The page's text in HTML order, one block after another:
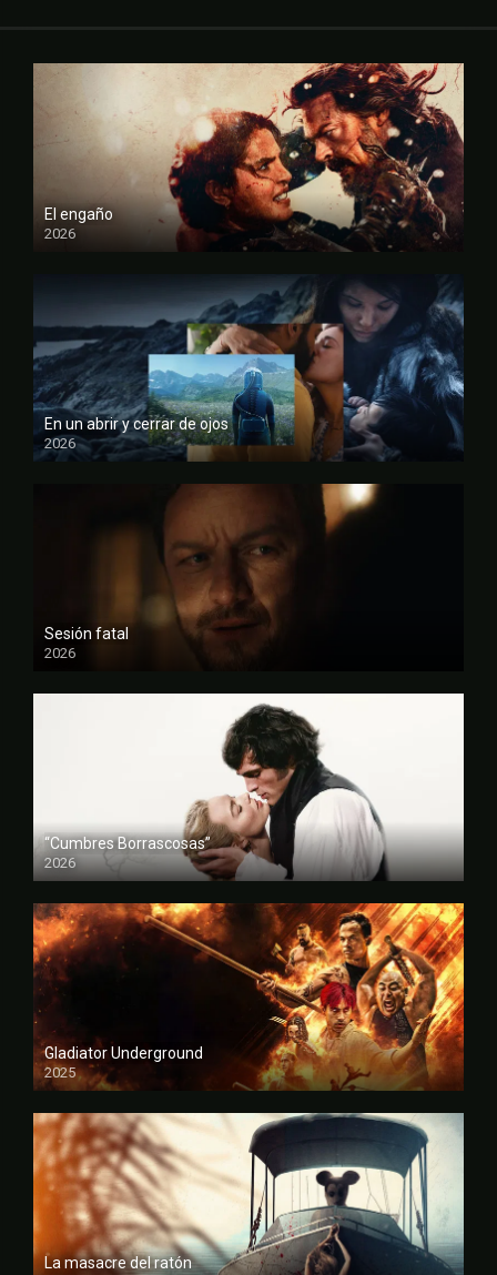
El engaño
2026
FULL HD
En un abrir y cerrar de ojos
2026
FULL HD
Sesión fatal
2026
FULL HD
“Cumbres Borrascosas”
2026
FULL HD
Gladiator Underground
2025
FULL HD
La masacre del ratón